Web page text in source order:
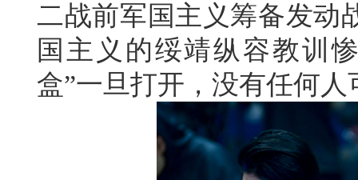
二战前军国主义筹备发动
国主义的绥靖纵容教训
盒”一旦打开，没有任何